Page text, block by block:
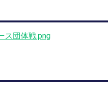
ス団体戦.png